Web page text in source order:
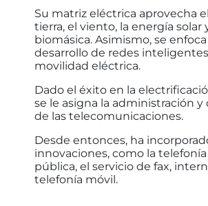
Su matriz eléctrica aprovecha
tierra, el viento, la energía solar
biomásica. Asimismo, se
desarrollo de redes
movilidad eléctrica.
Dado el éxito en la
se le asigna la administración y
de las telecomunicaciones.
Desde entonces, ha
innovaciones, como la
pública, el servicio de fax,
telefonía móvil.